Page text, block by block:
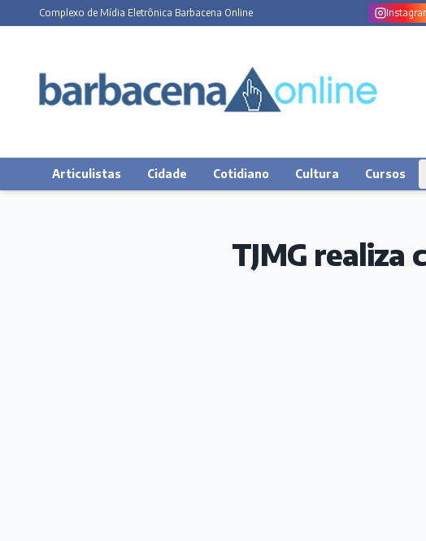
Complexo de Mídia Eletrônica Barbacena Online
Articulistas Cidade Cotidiano Cultura Cursos
TJMG realiza